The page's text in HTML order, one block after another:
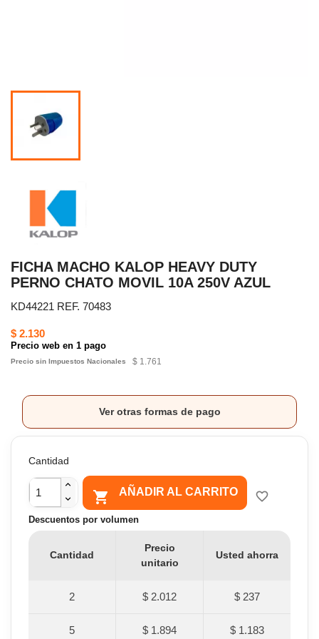
FICHA MACHO KALOP HEAVY DUTY
PERNO CHATO MOVIL 10A 250V AZUL
KD44221 REF. 70483
$ 2.130
Precio web en 1 pago
Precio sin Impuestos Nacionales $ 1.761
Ver otras formas de pago
Cantidad
 AÑADIR AL CARRITO favorite_border
Descuentos por volumen
Cantidad
Precio
unitario
Usted ahorra
2 $ 2.012 $ 237
5 $ 1.894 $ 1.183